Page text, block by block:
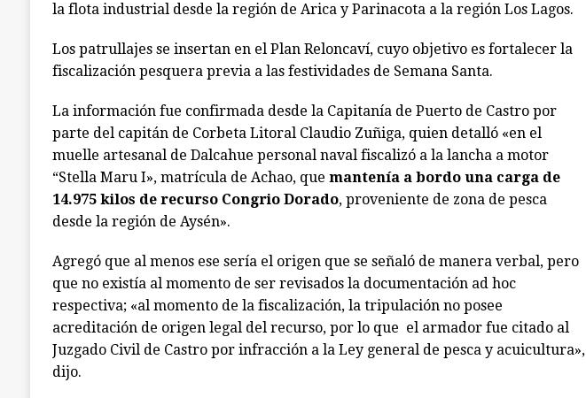
la flota industrial desde la región de Arica y Parinacota a la región Los Lagos.
Los patrullajes se insertan en el Plan Reloncaví, cuyo objetivo es fortalecer la
fiscalización pesquera previa a las festividades de Semana Santa.
La información fue confirmada desde la Capitanía de Puerto de Castro por
parte del capitán de Corbeta Litoral Claudio Zuñiga, quien detalló «en el
muelle artesanal de Dalcahue personal naval fiscalizó a la lancha a motor
“Stella Maru I», matrícula de Achao, que mantenía a bordo una carga de
14.975 kilos de recurso Congrio Dorado, proveniente de zona de pesca
desde la región de Aysén».
Agregó que al menos ese sería el origen que se señaló de manera verbal, pero
que no existía al momento de ser revisados la documentación ad hoc
respectiva; «al momento de la fiscalización, la tripulación no posee
acreditación de origen legal del recurso, por lo que el armador fue citado al
Juzgado Civil de Castro por infracción a la Ley general de pesca y acuicultura»,
dijo.